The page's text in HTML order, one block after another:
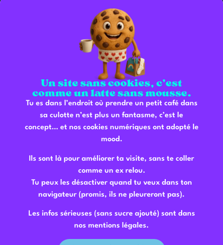
essentielle de la team. Ils ont tout pensé
ensemble, du grain à la déco, en passant par le
shop. Rapidement, Laila, la sœur de Mustapha,
les a rejoints pour faire vivre l’ambiance en salle
Aujourd’hui, The Small Talk c’est ça : une famille
élargie, un coffee shop avec du style, et
beaucoup (beaucoup) de passion.
Un site sans cookies, c’est
comme un latte sans mousse.
Tu es dans l’endroit où prendre un petit café dans
sa culotte n’est plus un fantasme, c’est le
concept… et nos cookies numériques ont adopté le
mood.
Ils sont là pour améliorer ta visite, sans te coller
comme un ex relou.
Tu peux les désactiver quand tu veux dans ton
navigateur (promis, ils ne pleureront pas).
Les infos sérieuses (sans sucre ajouté) sont dans
nos mentions légales.